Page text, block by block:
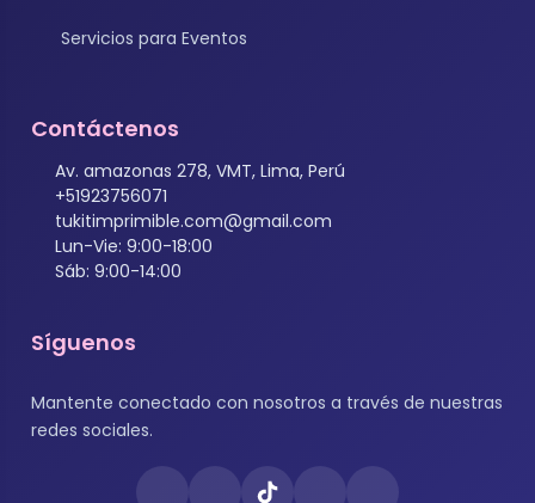
Servicios para Eventos
Contáctenos
Av. amazonas 278, VMT, Lima, Perú
+51923756071
tukitimprimible.com@gmail.com
Lun-Vie: 9:00-18:00
Sáb: 9:00-14:00
Síguenos
Mantente conectado con nosotros a través de nuestras
redes sociales.